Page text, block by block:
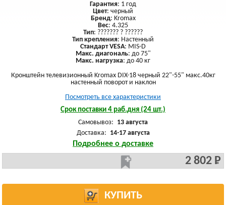
Гарантия: 1 год
Цвет: черный
Бренд: Kromax
Вес: 4.325
Тип: ??????? ? ??????
Тип крепления: Настенный
Стандарт VESA: MIS-D
Макс. диагональ: до 75"
Макс. нагрузка: до 40 кг
Кронштейн телевизионный Kromax DIX-18 черный 22"-55" макс.40кг
настенный поворот и наклон
Посмотреть все характеристики
Срок поставки 4 раб.дня (24 шт.)
Самовывоз: 13 августа
Доставка: 14-17 августа
Подробнее о доставке
2 802 Р
КУПИТЬ